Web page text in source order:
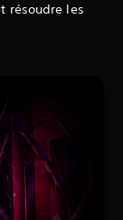
résoudre les